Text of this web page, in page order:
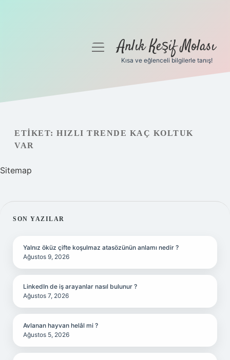
Gizlilik Politikası
Hakkımızda
menüyüAnlık Keşif Molası
Kısa ve eğlenceli bilgilerle tanış!
ETIKET: HIZLI TRENDE KAÇ KOLTUK
VAR
Sitemap
SIDEBAR
SON YAZILAR
Yalnız öküz çifte koşulmaz atasözünün anlamı nedir ?
Ağustos 9, 2026
LinkedIn de iş arayanlar nasıl bulunur ?
Ağustos 7, 2026
Avlanan hayvan helâl mi ?
Ağustos 5, 2026